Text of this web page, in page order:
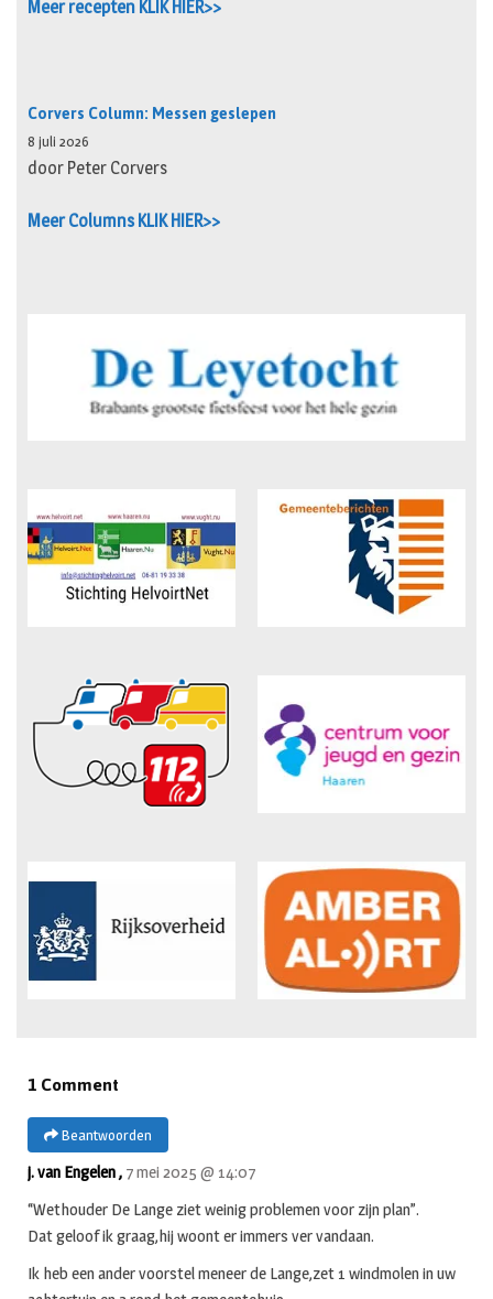
Meer recepten KLIK HIER>>
Corvers Column: Messen geslepen
8 juli 2026
door Peter Corvers
Meer Columns KLIK HIER>>
1 Comment
Beantwoorden
j. van Engelen , 7 mei 2025 @ 14:07
“Wethouder De Lange ziet weinig problemen voor zijn plan”.
Dat geloof ik graag,hij woont er immers ver vandaan.
Ik heb een ander voorstel meneer de Lange,zet 1 windmolen in uw